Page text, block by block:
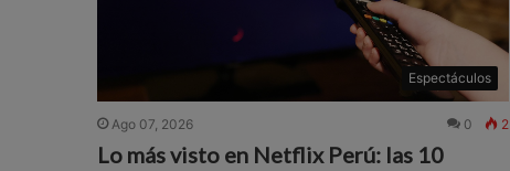
Espectáculos
Ago 07, 2026 0 2
Lo más visto en Netflix Perú: las 10